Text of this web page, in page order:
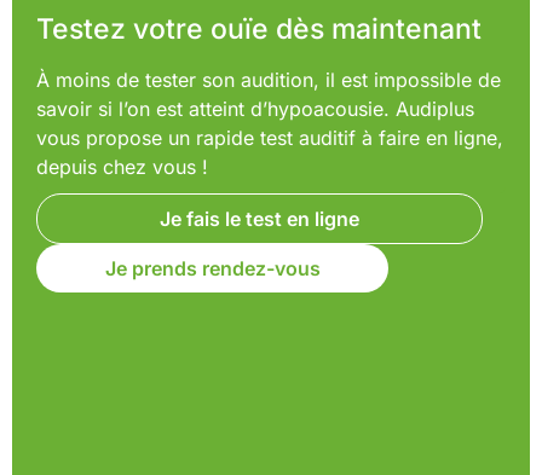
Testez votre ouïe dès maintenant
À moins de tester son audition, il est impossible de
savoir si l’on est atteint d’hypoacousie. Audiplus
vous propose un rapide test auditif à faire en ligne,
depuis chez vous !
Je fais le test en ligne
Je prends rendez-vous